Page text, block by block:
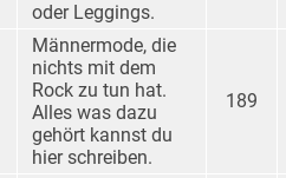
oder Leggings.
Männermode, die
nichts mit dem
Rock zu tun hat.
Alles was dazu
gehört kannst du
hier schreiben.
189